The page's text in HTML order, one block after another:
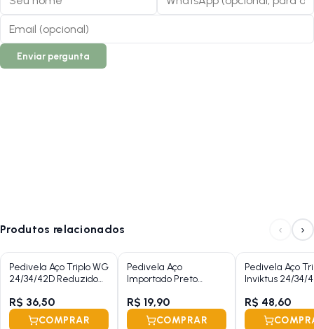
Enviar pergunta
Produtos relacionados ‹ ›
Pedivela Aço Triplo WG
24/34/42D Reduzido
Quadrada Com
Protetor
R$ 36,50
COMPRAR
Pedivela Aço
Importado Preto
R$ 19,90
COMPRAR
Pedivela Aço
Inviktus 24/34/
Protetor
R$ 48,60